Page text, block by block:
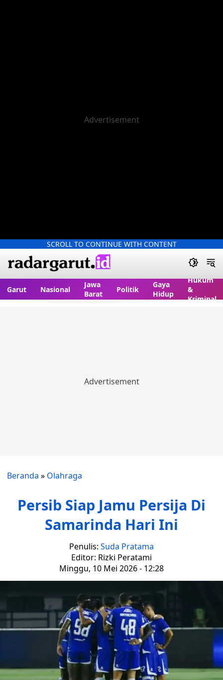
SCROLL TO CONTINUE WITH CONTENT
Garut Nasional
Jawa
Barat
Politik
Gaya
Hidup
Hukum
&
Kriminal
Beranda » Olahraga
Persib Siap Jamu Persija Di
Samarinda Hari Ini
Penulis: Suda Pratama
Editor: Rizki Peratami
Minggu, 10 Mei 2026 - 12:28